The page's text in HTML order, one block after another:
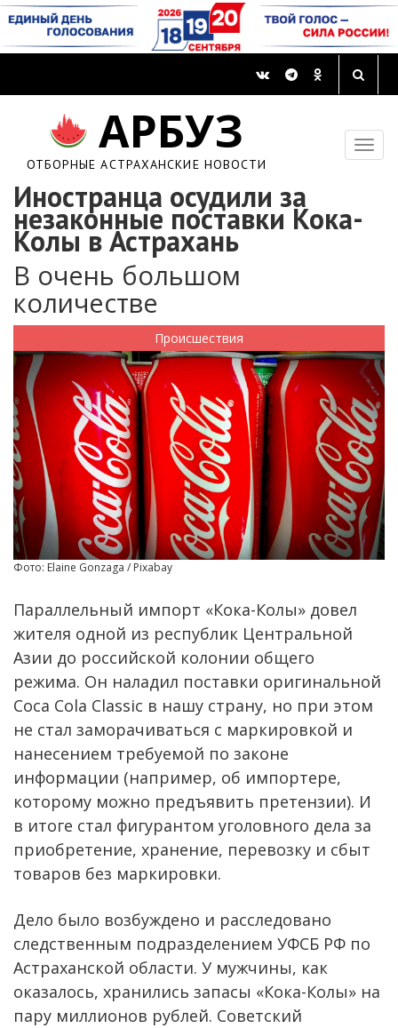
АРБУЗ
ОТБОРНЫЕ АСТРАХАНСКИЕ НОВОСТИ
Иностранца осудили за
незаконные поставки Кока-
Колы в Астрахань
В очень большом
количестве
Происшествия
Фото: Elaine Gonzaga / Pixabay
Параллельный импорт «Кока-Колы» довел
жителя одной из республик Центральной
Азии до российской колонии общего
режима. Он наладил поставки оригинальной
Coca Cola Classic в нашу страну, но при этом
не стал заморачиваться с маркировкой и
нанесением требуемой по законе
информации (например, об импортере,
которому можно предъявить претензии). И
в итоге стал фигурантом уголовного дела за
приобретение, хранение, перевозку и сбыт
товаров без маркировки.
Дело было возбуждено и расследовано
следственным подразделением УФСБ РФ по
Астраханской области. У мужчины, как
оказалось, хранились запасы «Кока-Колы» на
пару миллионов рублей. Советский